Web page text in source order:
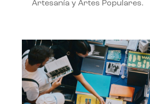
Artesanía y Artes Populares.